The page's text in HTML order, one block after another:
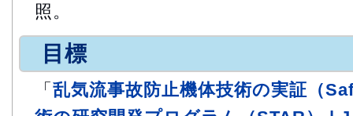
照。
目標
「 乱気流事故防止機体技術の実証（